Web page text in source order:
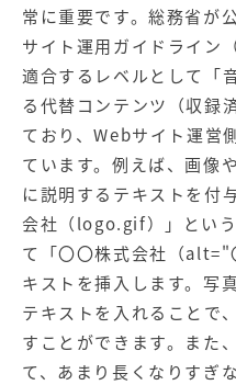
WEBプラス
常に重要です。総務省が
サイト運用ガイドライン
適合するレベルとして「
る代替コンテンツ（収録
ており、Webサイト運営
ています。例えば、画像
に説明するテキストを付
会社（logo.gif）」とい
て「〇〇株式会社（
キストを挿入します。写
テキストを入れることで
すことができます。また
て、あまり長くなりすぎ